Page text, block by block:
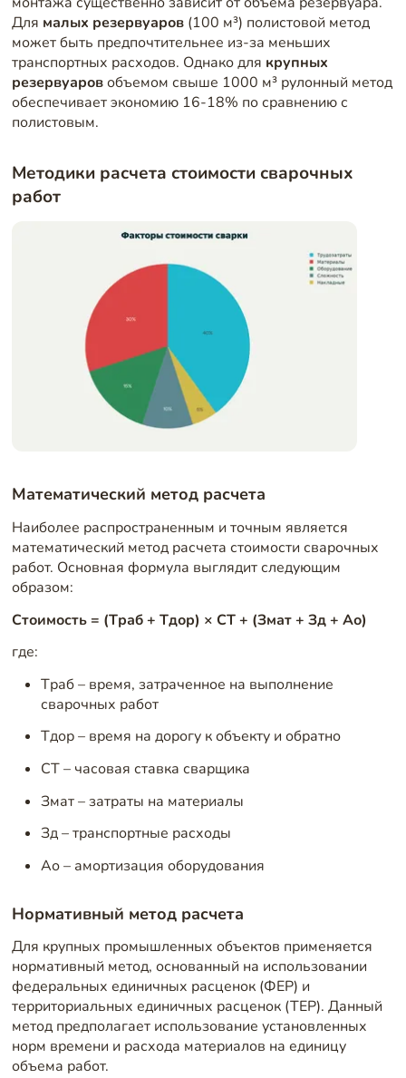
Для малых резервуаров(100 м³) полистовой метод
может быть предпочтительнее из-за меньших
транспортных расходов. Однако для крупных
резервуаровобъемом свыше 1000 м³ рулонный метод
обеспечивает экономию 16-18% по сравнению с
полистовым.
Методики расчета стоимости сварочных
работ
Математический метод расчета
Наиболее распространенным и точным является
математический метод расчета стоимости сварочных
работ. Основная формула выглядит следующим
образом:
Стоимость = (Tраб + Tдор) × СТ + (Змат + Зд + Ао)
где:
Tраб – время, затраченное на выполнение
сварочных работ
Tдор – время на дорогу к объекту и обратно
СТ – часовая ставка сварщика
Змат – затраты на материалы
Зд – транспортные расходы
Ао – амортизация оборудования
Нормативный метод расчета
Для крупных промышленных объектов применяется
нормативный метод, основанный на использовании
федеральных единичных расценок (ФЕР) и
территориальных единичных расценок (ТЕР). Данный
метод предполагает использование установленных
норм времени и расхода материалов на единицу
объема работ.